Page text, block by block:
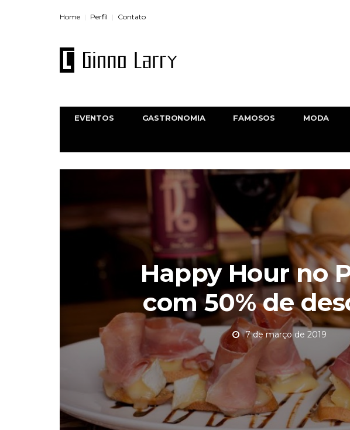
Home Perfil Contato
EVENTOS GASTRONOMIA FAMOSOS MODA
Happy Hour no
com 50% de
7 de março de 2019